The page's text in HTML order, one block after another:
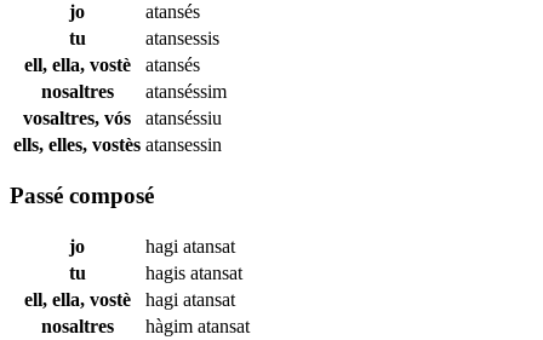
jo
atansés
tu
atansessis
ell, ella, vostè
atansés
nosaltres
atanséssim
vosaltres, vós
atanséssiu
ells, elles, vostès atansessin
Passé composé
jo hagi atansat
tu
hagis atansat
ell, ella, vostè
hagi atansat
nosaltres
hàgim atansat